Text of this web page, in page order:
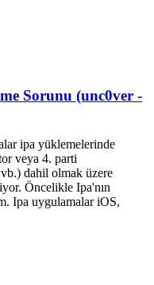
Sorunu (unc0ver -
ipa yüklemelerinde
veya 4. parti
dahil olmak üzere
Öncelikle Ipa'nın
Ipa uygulamalar iOS,